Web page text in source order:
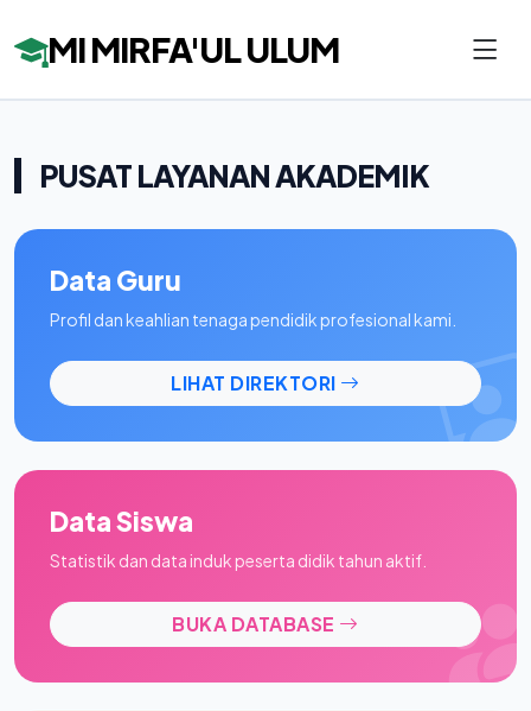
MI MIRFA'UL ULUM
PUSAT LAYANAN AKADEMIK
Data Guru
Profil dan keahlian tenaga pendidik profesional kami.
LIHAT DIREKTORI
Data Siswa
Statistik dan data induk peserta didik tahun aktif.
BUKA DATABASE